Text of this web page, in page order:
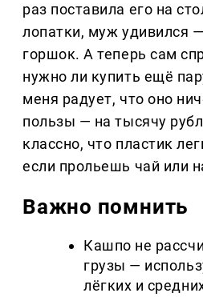
раз поставила его на
лопатки, муж удивился
горшок. А теперь сам
нужно ли купить ещё
меня радует, что оно
пользы — на тысячу
классно, что пластик
если прольешь чай или
Важно помнить
Кашпо не
грузы —
лёгких и